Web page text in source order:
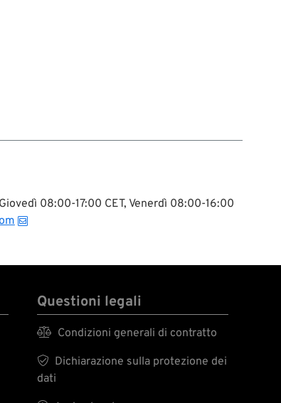
08:00-17:00 CET, Venerdì 08:00-16:00
Questioni legali
 Condizioni generali di contratto

Dichiarazione sulla protezione dei
dati